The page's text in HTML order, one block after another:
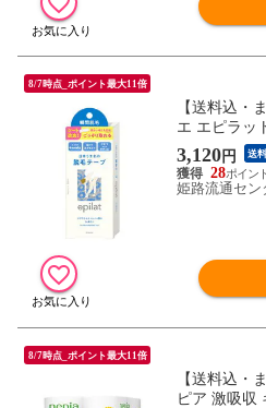
8/7時点_ポイント最大11倍
【送料込・
エ エピラッ
3,120円 送
28
姫路流通セン
8/7時点_ポイント最大11倍
【送料込・
ピア 激吸収